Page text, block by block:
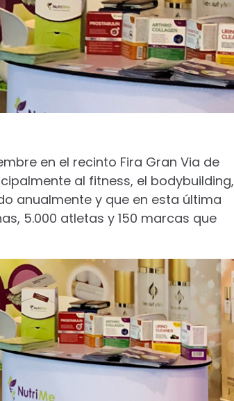
en el recinto Fira Gran Via de
al fitness, el bodybuilding,
anualmente y que en esta última
5.000 atletas y 150 marcas que